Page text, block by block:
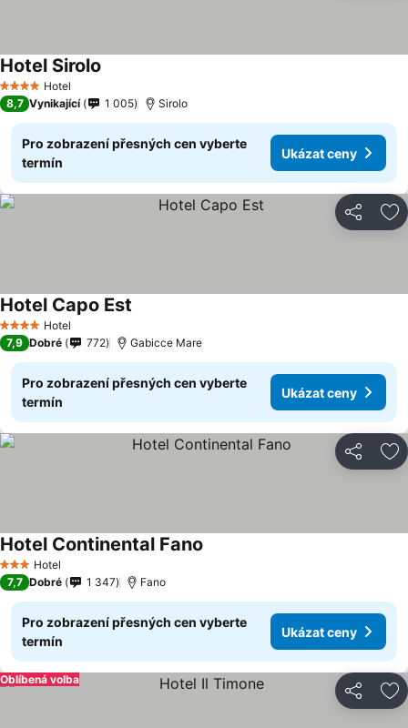
4 Počet hvězdiček
Hotel
Hotel Sirolo
8,7 Vynikající 1 005 Sirolo
Pro zobrazení přesných cen vyberte
termín
Ukázat ceny
Sdílet
4 Počet hvězdiček
Hotel
Hotel Capo Est
7,9 Dobré 772 Gabicce Mare
Pro zobrazení přesných cen vyberte
termín
Ukázat ceny
Sdílet
3 Počet hvězdiček
Hotel
Hotel Continental Fano
7,7 Dobré 1 347 Fano
Pro zobrazení přesných cen vyberte
termín
Ukázat ceny
Sdílet
Oblíbená volba